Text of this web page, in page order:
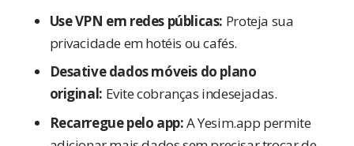
Use VPN em redes públicas: Proteja sua
privacidade em hotéis ou cafés.
Desative dados móveis do plano
original: Evite cobranças indesejadas.
Recarregue pelo app:A Yesim.app permite